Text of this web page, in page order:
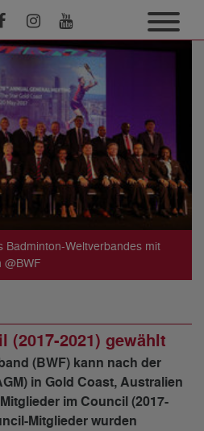
Badminton-Weltverbandes mit
@BWF
(2017-2021) gewählt
(BWF) kann nach der
in Gold Coast, Australien
im Council (2017-
Mitglieder wurden